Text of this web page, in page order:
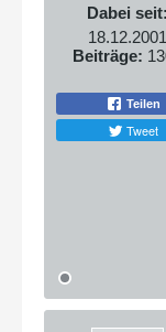
Dabei seit:
18.12.2001
Beiträge:
Teilen
Tweet